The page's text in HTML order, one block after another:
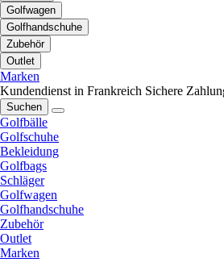
Golfwagen
Golfhandschuhe
Zubehör
Outlet
Marken
Kundendienst in Frankreich Sichere
Suchen
Golfbälle
Golfschuhe
Bekleidung
Golfbags
Schläger
Golfwagen
Golfhandschuhe
Zubehör
Outlet
Marken